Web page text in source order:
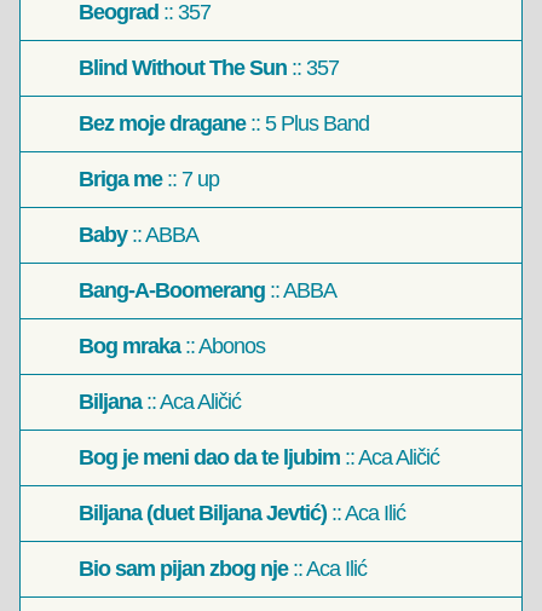
Beograd :: 357
Blind Without The Sun :: 357
Bez moje dragane:: 5 Plus Band
Briga me:: 7 up
Baby:: ABBA
Bang-A-Boomerang :: ABBA
Bog mraka:: Abonos
Biljana:: Aca Aličić
Bog je meni dao da te ljubim :: Aca Aličić
Biljana (duet Biljana Jevtić) :: Aca Ilić
Bio sam pijan zbog nje:: Aca Ilić